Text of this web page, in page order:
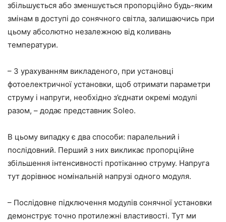
збільшується або зменшується пропорційно будь-яким
змінам в доступі до сонячного світла, залишаючись при
цьому абсолютно незалежною від коливань
температури.
– З урахуванням викладеного, при установці
фотоелектричної установки, щоб отримати параметри
струму і напруги, необхідно з’єднати окремі модулі
разом, – додає представник Soleo.
В цьому випадку є два способи: паралельний і
послідовний. Перший з них викликає пропорційне
збільшення інтенсивності протіканню струму. Напруга
тут дорівнює номінальній напрузі одного модуля.
– Послідовне підключення модулів сонячної установки
демонструє точно протилежні властивості. Тут ми